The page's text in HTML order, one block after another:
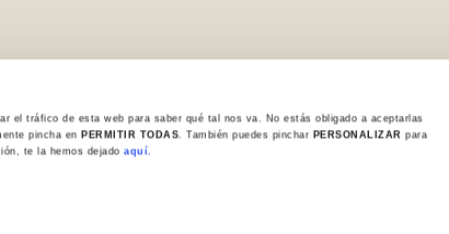
el tráfico de esta web para saber qué tal nos va. No estás obligado a aceptarlas
pincha en PERMITIR TODAS. También puedes pinchar PERSONALIZAR para
te la hemos dejadoaquí.